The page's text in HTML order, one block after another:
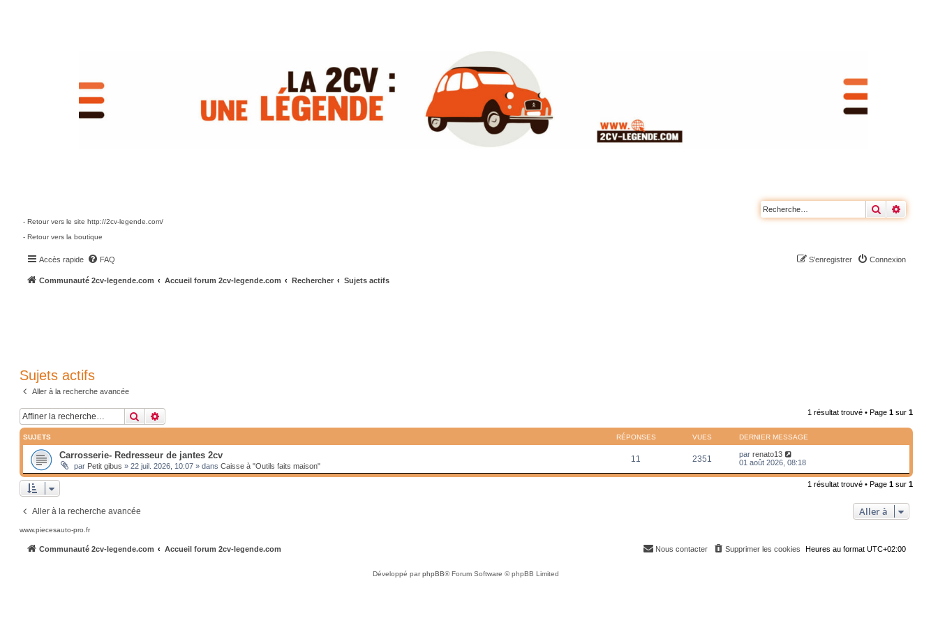
Rechercher
- Retour vers le site http://2cv-legende.com/
- Retour vers la boutique
Accès rapide FAQ Connexion
S’enregistrer
Communauté 2cv-legende.com Accueil forum 2cv-legende.com Rechercher Sujets actifs
Sujets actifs
Aller à la recherche avancée
Rechercher 1 résultat trouvé • Page1 sur1
SUJETS RÉPONSES VUES DERNIER MESSAGE
Carrosserie- Redresseur de jantes 2cv
par Petit gibus » 22 juil. 2026, 10:07» dans Caisse à "Outils faits maison"
11 2351 parrenato13
01 août 2026, 08:18
1 résultat trouvé • Page1 sur1
Aller à la recherche avancée Aller à
www.piecesauto-pro.fr
Communauté 2cv-legende.com Accueil forum 2cv-legende.com Heures au formatUTC+02:00
Supprimer les cookies
Nous contacter
Développé parphpBB® Forum Software © phpBB Limited